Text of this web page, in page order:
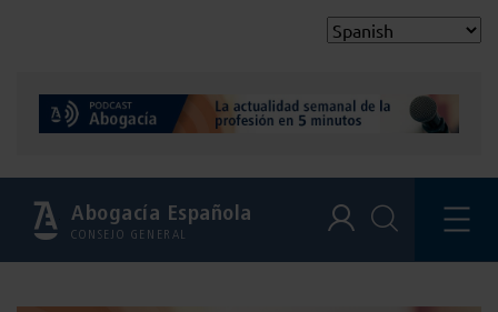
Abogacía Española
CONSEJO GENERAL